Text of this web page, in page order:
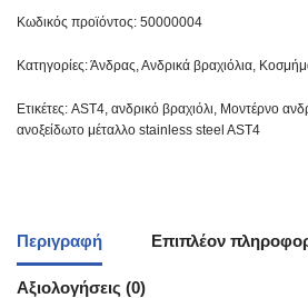
Κωδικός προϊόντος: 50000004
Κατηγορίες:Άνδρας,Ανδρικά βραχιόλια,
Ετικέτες: AST4, ανδρικό βραχιόλι, Μοντέρνο
ανοξείδωτο μέταλλο stainless steel AST4
Περιγραφή Επιπλέον
Αξιολογήσεις (0)